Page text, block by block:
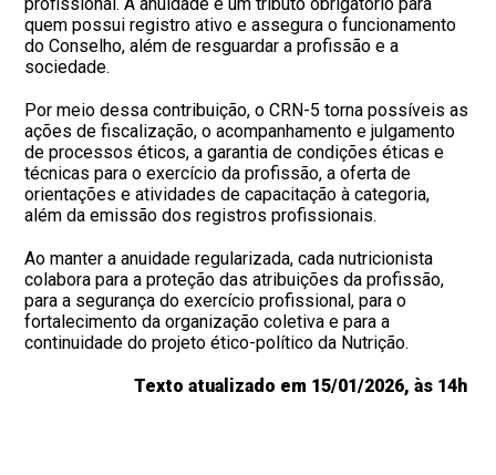
quem possui registro ativo e assegura o funcionamento
do Conselho, além de resguardar a profissão e a
sociedade.
Por meio dessa contribuição, o CRN-5 torna possíveis as
ações de fiscalização, o acompanhamento e julgamento
de processos éticos, a garantia de condições éticas e
técnicas para o exercício da profissão, a oferta de
orientações e atividades de capacitação à categoria,
além da emissão dos registros profissionais.
Ao manter a anuidade regularizada, cada nutricionista
colabora para a proteção das atribuições da profissão,
para a segurança do exercício profissional, para o
fortalecimento da organização coletiva e para a
continuidade do projeto ético-político da Nutrição.
Texto atualizado em 15/01/2026, às 14h